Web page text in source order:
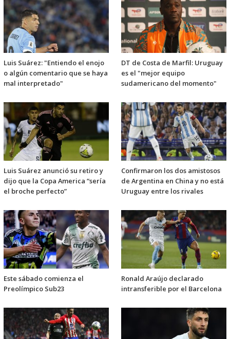
Luis Suárez: "Entiendo el enojo
o algún comentario que se haya
mal interpretado"
DT de Costa de Marfil: Uruguay
es el "mejor equipo
sudamericano del momento"
Luis Suárez anunció su retiro y
dijo que la Copa America “sería
el broche perfecto”
Confirmaron los dos amistosos
de Argentina en China y no está
Uruguay entre los rivales
Este sábado comienza el
Preolímpico Sub23
Ronald Araújo declarado
intransferible por el Barcelona